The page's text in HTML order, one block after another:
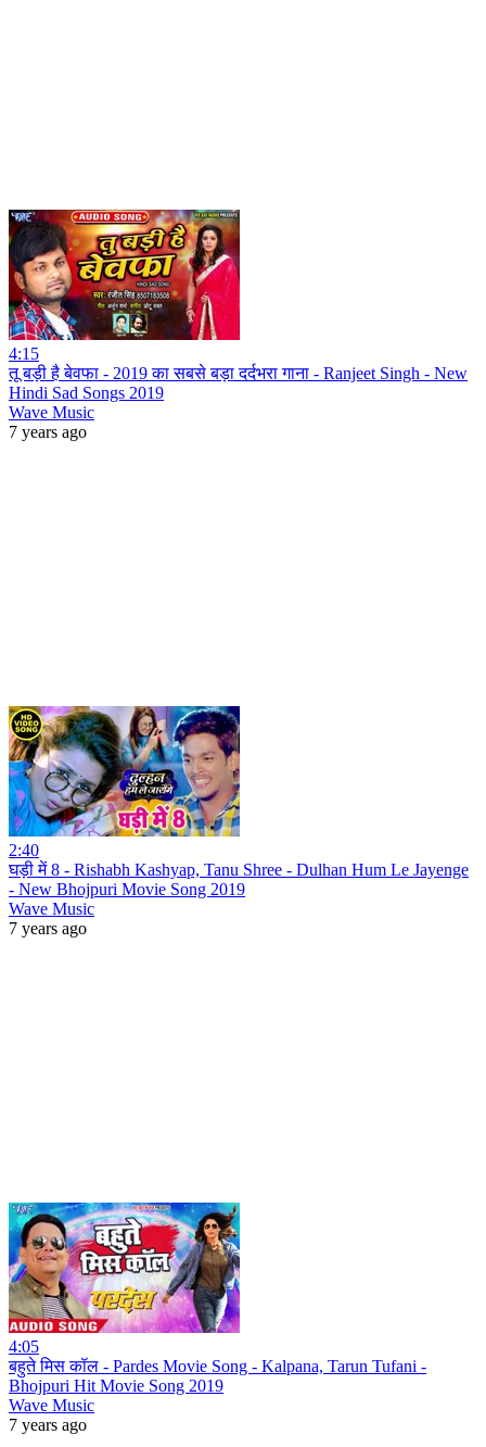
4:15
तू बड़ी है बेवफा - 2019 का सबसे बड़ा दर्दभरा गाना - Ranjeet Singh - New
Hindi Sad Songs 2019
Wave Music
7 years ago
2:40
घड़ी में 8 - Rishabh Kashyap, Tanu Shree - Dulhan Hum Le Jayenge
- New Bhojpuri Movie Song 2019
Wave Music
7 years ago
4:05
बहुते मिस कॉल - Pardes Movie Song - Kalpana, Tarun Tufani -
Bhojpuri Hit Movie Song 2019
Wave Music
7 years ago